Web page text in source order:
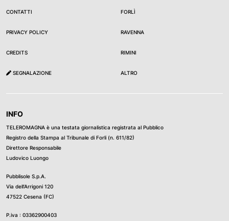
CONTATTI
PRIVACY POLICY
CREDITS
SEGNALAZIONE
FORLÌ
RAVENNA
RIMINI
ALTRO
INFO
TELEROMAGNA è una testata giornalistica registrata al Pubblico
Registro della Stampa al Tribunale di Forli (n. 611/82)
Direttore Responsabile
Ludovico Luongo
Pubblisole S.p.A.
Via dell’Arrigoni 120
47522 Cesena (FC)
P.iva : 03362900403